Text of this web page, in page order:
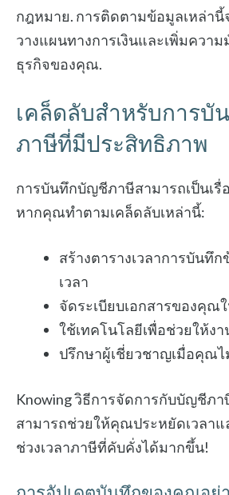
กฎหมาย. การติดตามข้อมูลเหล่า
วางแผนทางการเงินและเพิ่มควา
ธุรกิจของคุณ.
เคล็ดลับสำหรับการ
ภาษีที่มีประสิทธิภาพ
การบันทึกบัญชีภาษีสามารถเป็นเรื่
หากคุณทำตามเคล็ดลับเหล่านี้:
สร้างตารางเวลาการบันทึ
เวลา
จัดระเบียบเอกสารของคุณ
ใช้เทคโนโลยีเพื่อช่วยให้ง
ปรึกษาผู้เชี่ยวชาญเมื่อคุณไ
Knowing วิธีการจัดการกับบัญชีภา
สามารถช่วยให้คุณประหยัดเวลาแ
ช่วงเวลาภาษีที่คับคั่งได้มากขึ้น!